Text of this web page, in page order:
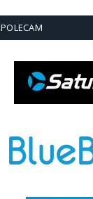
POLECAM